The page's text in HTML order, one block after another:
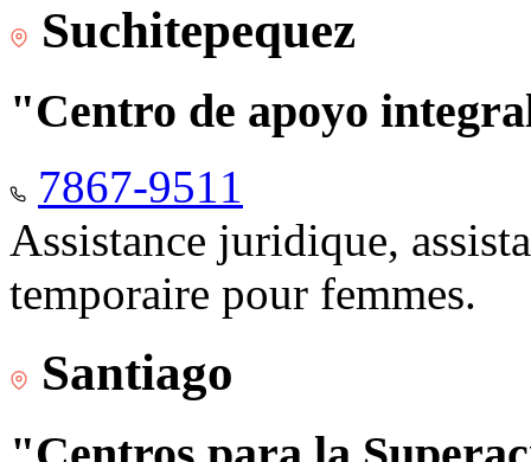
Suchitepequez
"Centro de apoyo
7867-9511
Assistance juridique,
temporaire pour femmes.
Santiago